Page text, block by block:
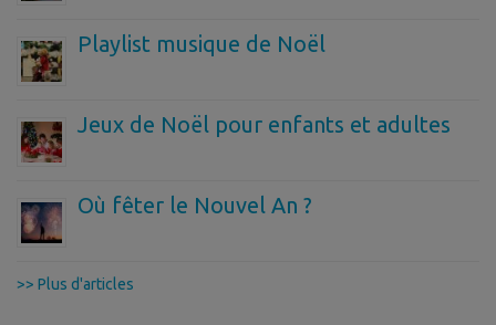
Playlist musique de Noël
Jeux de Noël pour enfants et adultes
Où fêter le Nouvel An ?
>> Plus d'articles